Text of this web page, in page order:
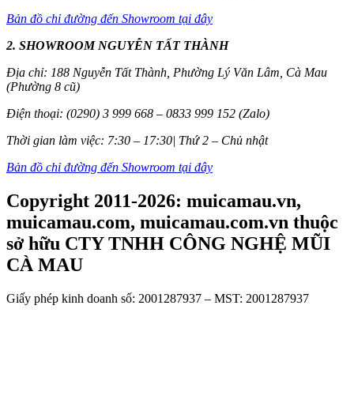
Bản đồ chỉ đường đến Showroom tại đây
2. SHOWROOM NGUYỄN TẤT THÀNH
Địa chỉ: 188 Nguyễn Tất Thành, Phường Lý Văn Lâm, Cà Mau
(Phường 8 cũ)
Điện thoại: (0290) 3 999 668 – 0833 999 152 (Zalo)
Thời gian làm việc: 7:30 – 17:30| Thứ 2 – Chủ nhật
Bản đồ chỉ đường đến Showroom tại đây
Copyright 2011-2026: muicamau.vn,
muicamau.com, muicamau.com.vn thuộc
sở hữu CTY TNHH CÔNG NGHỆ MŨI
CÀ MAU
Giấy phép kinh doanh số: 2001287937 – MST: 2001287937